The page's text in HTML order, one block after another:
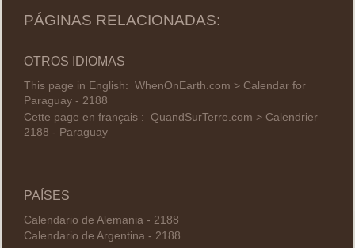
PÁGINAS RELACIONADAS:
OTROS IDIOMAS
This page in English: WhenOnEarth.com > Calendar for
Paraguay - 2188
Cette page en français : QuandSurTerre.com > Calendrier
2188 - Paraguay
PAÍSES
Calendario de Alemania - 2188
Calendario de Argentina - 2188